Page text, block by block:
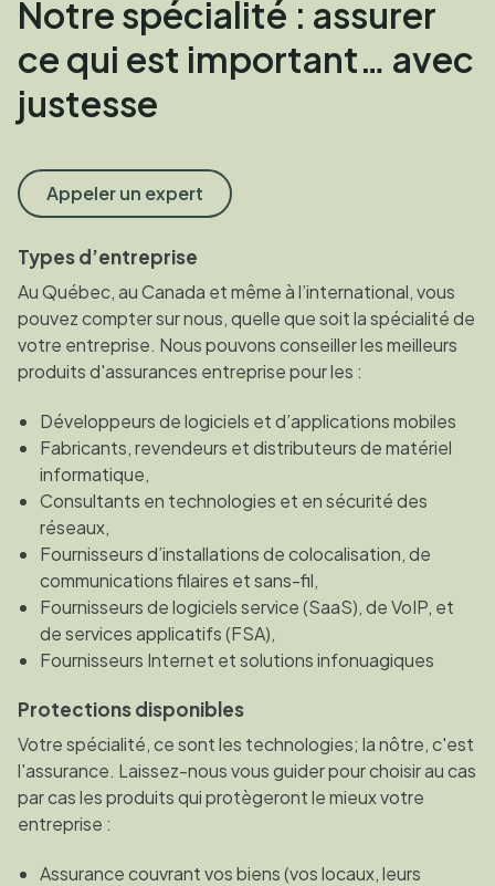
Notre spécialité : assurer
ce qui est important… avec
justesse
Appeler un expert
Types d’entreprise
Au Québec, au Canada et même à l’international, vous
pouvez compter sur nous, quelle que soit la spécialité de
votre entreprise. Nous pouvons conseiller les meilleurs
produits d'assurances entreprise pour les :
Développeurs de logiciels et d’applications mobiles
Fabricants, revendeurs et distributeurs de matériel
informatique,
Consultants en technologies et en sécurité des
réseaux,
Fournisseurs d’installations de colocalisation, de
communications filaires et sans-fil,
Fournisseurs de logiciels service (SaaS), de VoIP, et
de services applicatifs (FSA),
Fournisseurs Internet et solutions infonuagiques
Protections disponibles
Votre spécialité, ce sont les technologies; la nôtre, c'est
l'assurance. Laissez-nous vous guider pour choisir au cas
par cas les produits qui protègeront le mieux votre
entreprise :
Assurance couvrant vos biens (vos locaux, leurs